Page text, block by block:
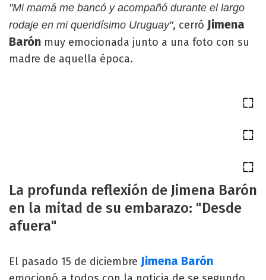
"Mi mamá me bancó y acompañó durante el largo
rodaje en mi queridísimo Uruguay", cerró Jimena
Barón muy emocionada junto a una foto con su
madre de aquella época.
La profunda reflexión de Jimena Barón
en la mitad de su embarazo: "Desde
afuera"
El pasado 15 de diciembre Jimena Barón